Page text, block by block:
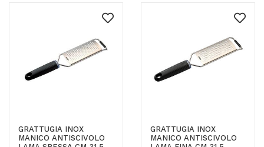
GRATTUGIA INOX
MANICO ANTISCIVOLO
GRATTUGIA INOX
MANICO ANTISCIVOLO